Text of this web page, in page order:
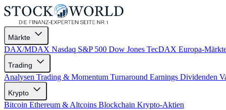
Märkte
DAX/MDAX Nasdaq S&P 500 Dow Jones TecDAX Europa-
Trading
Analysen Trading & Momentum Turnaround Earnings Dividenden
Krypto
Bitcoin Ethereum & Altcoins Blockchain Krypto-Aktien